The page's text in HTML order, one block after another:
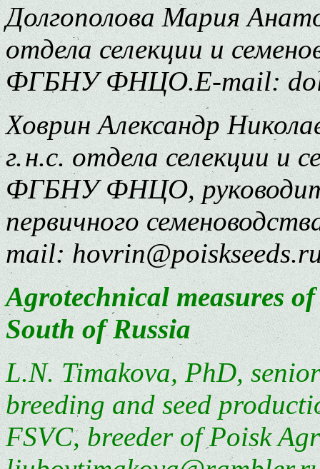
Долгополова Мария
отдела селекции и
ФГБНУ ФНЦО.E-mail:
Ховрин Александр
г. н.с. отдела селекции
ФГБНУ ФНЦО,
первичного
mail:
Agrotechnical measures
South of Russia
L.N. Timakova, PhD,
breeding and seed
FSVC, breeder of Poisk